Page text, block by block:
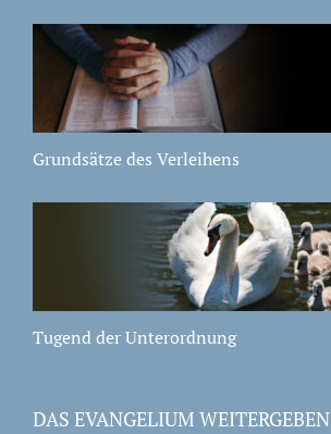
Grundsätze des Verleihens
Tugend der Unterordnung
DAS EVANGELIUM WEITERGEBEN